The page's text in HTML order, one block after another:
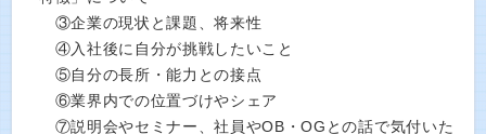
③企業の現状と課題、将来性
④入社後に自分が挑戦したいこと
⑤自分の長所・能力との接点
⑥業界内での位置づけやシェア
⑦説明会やセミナー、社員やOB・OGとの話で気付いた